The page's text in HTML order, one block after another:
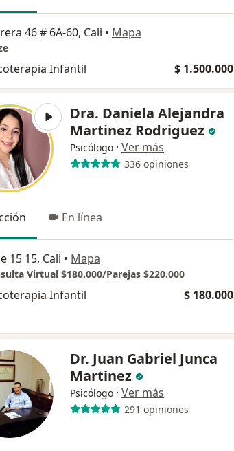
46 # 6A-60, Cali • Mapa
Infantil $ 1.500.000
Dra. Daniela Alejandra
Martinez Rodriguez
Psicólogo · Ver más
336 opiniones
En línea
15 15, Cali • Mapa
Virtual $180.000/Parejas $220.000
Infantil $ 180.000
Dr. Juan Gabriel Junca
Martinez
Psicólogo · Ver más
291 opiniones